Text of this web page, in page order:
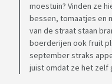
moestuin? Vinden ze
bessen, tomaatjes en
van de straat staan
boerderijen ook fruit
september straks
juist omdat ze het zelf